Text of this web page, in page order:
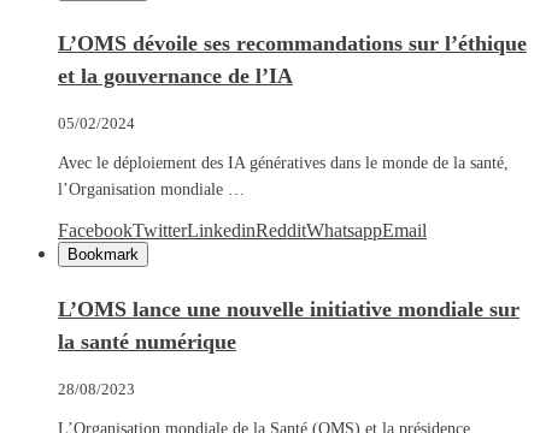
L’OMS dévoile ses recommandations sur l’éthique
et la gouvernance de l’IA
05/02/2024
Avec le déploiement des IA génératives dans le monde de la santé,
l’Organisation mondiale …
FacebookTwitterLinkedinRedditWhatsappEmail
Bookmark
L’OMS lance une nouvelle initiative mondiale sur
la santé numérique
28/08/2023
L’Organisation mondiale de la Santé (OMS) et la présidence